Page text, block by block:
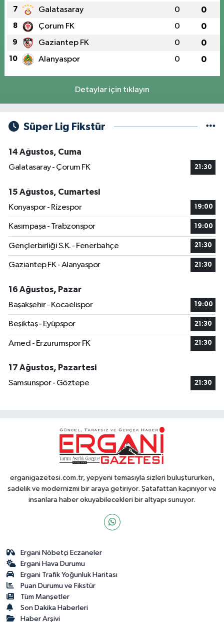
7 Galatasaray 0 0
8 Çorum FK 0 0
9 Gaziantep FK 0 0
10 Alanyaspor 0 0
Detaylar için tıklayın
Süper Lig Fikstür
14 Ağustos, Cuma
Galatasaray - Çorum FK
21:30
15 Ağustos, Cumartesi
Konyaspor - Rizespor
19:00
Kasımpaşa - Trabzonspor 19:00
Gençlerbirliği S.K. - Fenerbahçe 21:30
Gaziantep FK - Alanyaspor 21:30
16 Ağustos, Pazar
Başakşehir - Kocaelispor
19:00
Beşiktaş - Eyüpspor 21:30
Amed - Erzurumspor FK 21:30
17 Ağustos, Pazartesi
Samsunspor - Göztepe
21:30
erganigazetesi.com.tr, yepyeni temasıyla sizleri buluştururken,
sadelik ve modernizmi bir araya getiriyor. Şatafattan kaçınıyor ve
insanlara haber okuyabilecekleri bir altyapı sunuyor.
Ergani Nöbetçi Eczaneler
Ergani Hava Durumu
Ergani Trafik Yoğunluk Haritası
Puan Durumu ve Fikstür
Tüm Manşetler
Son Dakika Haberleri
Haber Arşivi